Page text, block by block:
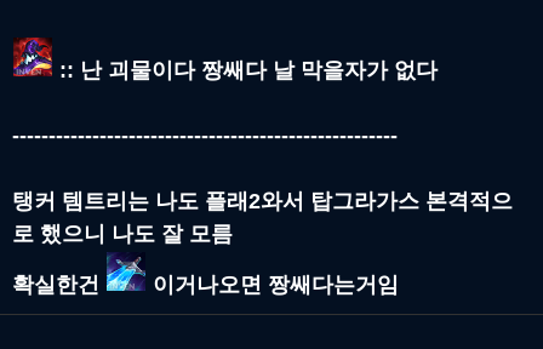
:: 난 괴물이다 짱쌔다 날 막을자가 없다
-----------------------------------------------------
탱커 템트리는 나도 플래2와서 탑그라가스 본격적으
로 했으니 나도 잘 모름
확실한건 이거나오면 짱쌔다는거임